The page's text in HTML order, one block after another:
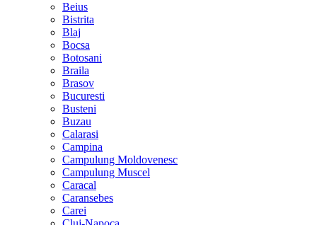
Beius
Bistrita
Blaj
Bocsa
Botosani
Braila
Brasov
Bucuresti
Busteni
Buzau
Calarasi
Campina
Campulung Moldovenesc
Campulung Muscel
Caracal
Caransebes
Carei